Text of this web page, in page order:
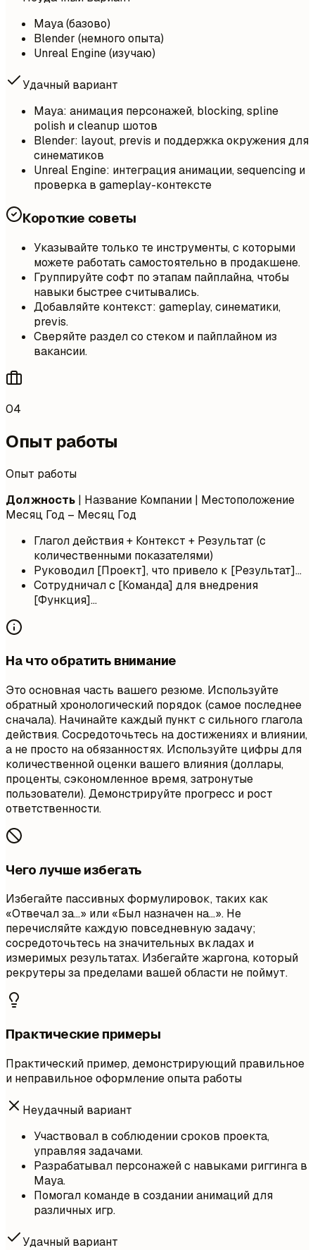
Maya (базово)
Blender (немного опыта)
Unreal Engine (изучаю)
Удачный вариант
Maya: анимация персонажей, blocking, spline
polish и cleanup шотов
Blender: layout, previs и поддержка окружения для
синематиков
Unreal Engine: интеграция анимации, sequencing и
проверка в gameplay-контексте
Короткие советы
Указывайте только те инструменты, с которыми
можете работать самостоятельно в продакшене.
Группируйте софт по этапам пайплайна, чтобы
навыки быстрее считывались.
Добавляйте контекст: gameplay, синематики,
previs.
Сверяйте раздел со стеком и пайплайном из
вакансии.
04
Опыт работы
Опыт работы
Должность | Название Компании | Местоположение
Месяц Год – Месяц Год
Глагол действия + Контекст + Результат (с
количественными показателями)
Руководил [Проект], что привело к [Результат]...
Сотрудничал с [Команда] для внедрения
[Функция]...
На что обратить внимание
Это основная часть вашего резюме. Используйте
обратный хронологический порядок (самое последнее
сначала). Начинайте каждый пункт с сильного глагола
действия. Сосредоточьтесь на достижениях и влиянии,
а не просто на обязанностях. Используйте цифры для
количественной оценки вашего влияния (доллары,
проценты, сэкономленное время, затронутые
пользователи). Демонстрируйте прогресс и рост
ответственности.
Чего лучше избегать
Избегайте пассивных формулировок, таких как
«Отвечал за...» или «Был назначен на...». Не
перечисляйте каждую повседневную задачу;
сосредоточьтесь на значительных вкладах и
измеримых результатах. Избегайте жаргона, который
рекрутеры за пределами вашей области не поймут.
Практические примеры
Практический пример, демонстрирующий правильное
и неправильное оформление опыта работы
Неудачный вариант
Участвовал в соблюдении сроков проекта,
управляя задачами.
Разрабатывал персонажей с навыками риггинга в
Maya.
Помогал команде в создании анимаций для
различных игр.
Удачный вариант